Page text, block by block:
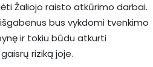
Žaliojo raisto atkūrimo darbai.
bus vykdomi tvenkimo
ir tokiu būdu atkurti
riziką joje.